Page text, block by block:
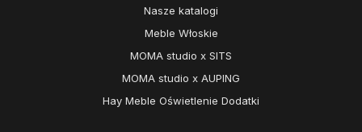
Nasze katalogi
Meble Włoskie
MOMA studio x SITS
MOMA studio x AUPING
Hay Meble Oświetlenie Dodatki